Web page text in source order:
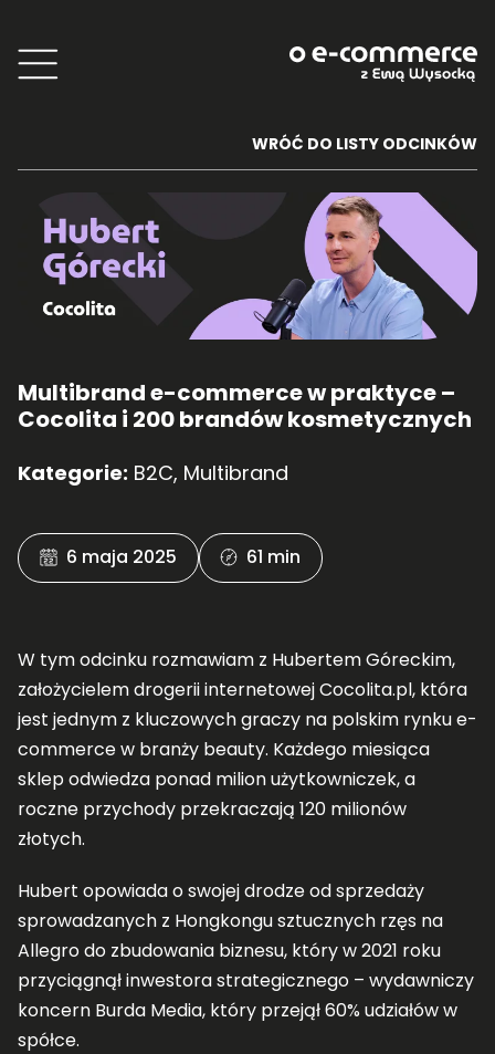
WRÓĆ DO LISTY ODCINKÓW
Multibrand e-commerce w praktyce –
Cocolita i 200 brandów kosmetycznych
Kategorie: B2C, Multibrand
6 maja 2025 61 min
W tym odcinku rozmawiam z Hubertem Góreckim,
założycielem drogerii internetowej Cocolita.pl, która
jest jednym z kluczowych graczy na polskim rynku e-
commerce w branży beauty. Każdego miesiąca
sklep odwiedza ponad milion użytkowniczek, a
roczne przychody przekraczają 120 milionów
złotych.
Hubert opowiada o swojej drodze od sprzedaży
sprowadzanych z Hongkongu sztucznych rzęs na
Allegro do zbudowania biznesu, który w 2021 roku
przyciągnął inwestora strategicznego – wydawniczy
koncern Burda Media, który przejął 60% udziałów w
spółce.